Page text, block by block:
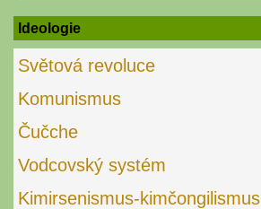
for:
Ideologie
Světová revoluce
Komunismus
Čučche
Vodcovský systém
Kimirsenismus-kimčongilismus